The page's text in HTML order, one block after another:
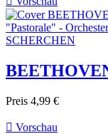
Preis 4,99 €
 Vorschau